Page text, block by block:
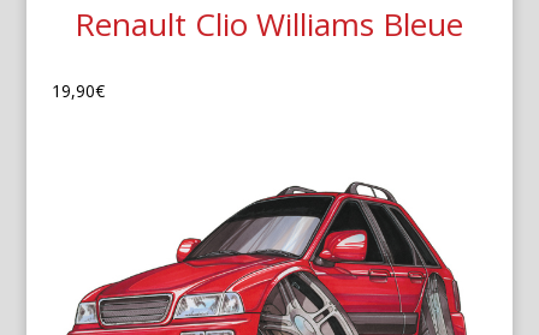
Renault Clio Williams Bleue
19,90€